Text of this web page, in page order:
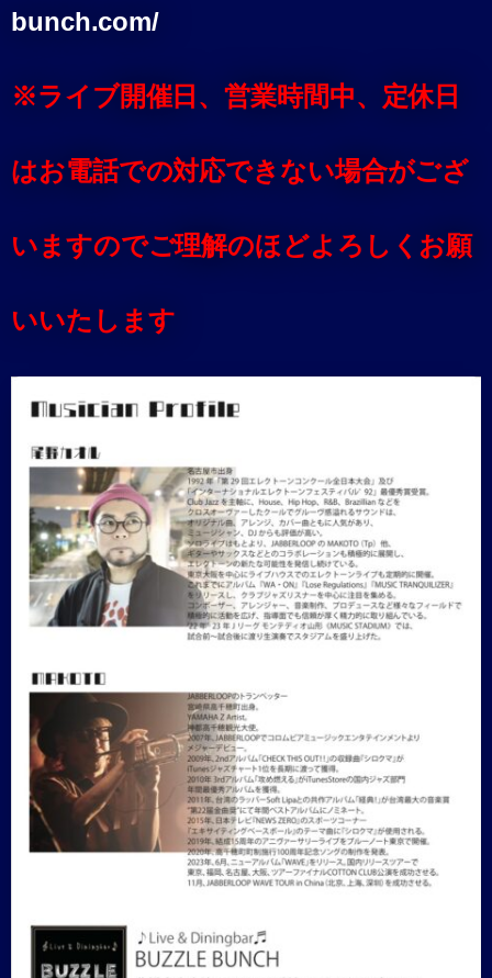
bunch.com/
※ライブ開催日、営業時間中、定休日
はお電話での対応できない場合がござ
いますのでご理解のほどよろしくお願
いいたします